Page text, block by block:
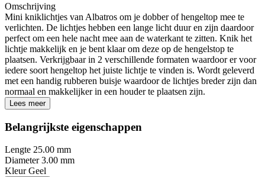
Omschrijving
Mini kniklichtjes van Albatros om je dobber of hengeltop mee te
verlichten. De lichtjes hebben een lange licht duur en zijn daardoor
perfect om een hele nacht mee aan de waterkant te zitten. Knik het
lichtje makkelijk en je bent klaar om deze op de hengelstop te
plaatsen. Verkrijgbaar in 2 verschillende formaten waardoor er voor
iedere soort hengeltop het juiste lichtje te vinden is. Wordt geleverd
met een handig rubberen buisje waardoor de lichtjes breder zijn dan
normaal en makkelijker in een houder te plaatsen zijn.
Lees meer
Belangrijkste eigenschappen
Lengte 25.00 mm
Diameter 3.00 mm
Kleur Geel